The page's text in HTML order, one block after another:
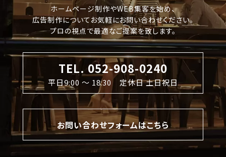
ホームページ制作やWEB集客を始め、
広告制作についてお気軽にお問い合わせください。
プロの視点で最適なご提案を致します。
TEL. 052-908-0240
平日9:00 〜 18:30 定休日 土日祝日
お問い合わせフォームはこちら